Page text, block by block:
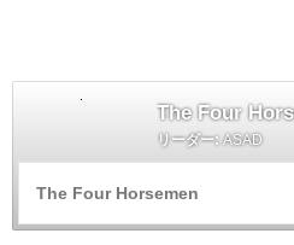
The Four
リーダー: ASAD
The Four Horsemen